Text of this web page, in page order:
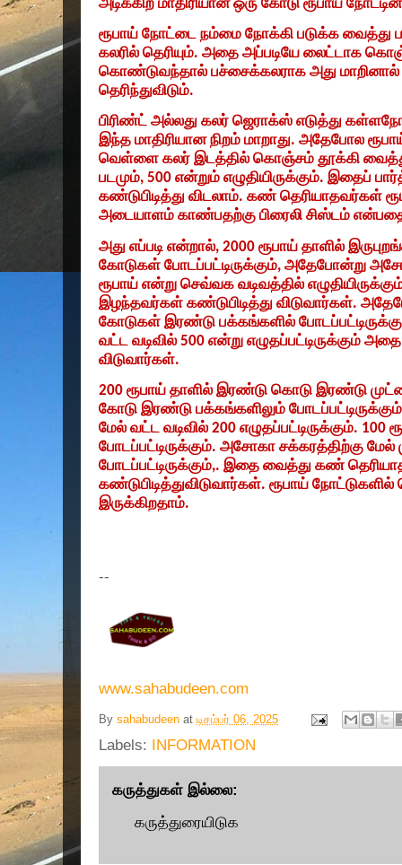
அடிக்கிற மாதிரியான ஒரு கோடு ரூபாய்
ரூபாய் நோட்டை நம்மை நோக்கி படுக்க
கலரில் தெரியும். அதை அப்படியே லைட்டாக
கொண்டுவந்தால் பச்சைக்கலராக அது மாறினால்
தெரிந்துவிடும்.
பிரிண்ட் அல்லது கலர் ஜெராக்ஸ் எடுத்து
இந்த மாதிரியான நிறம் மாறாது. அதேபோல
வெள்ளை கலர் இடத்தில் கொஞ்சம் தூக்கி
படமும், 500 என்றும் எழுதியிருக்கும். இதைப்
கண்டுபிடித்து விடலாம். கண் தெரியாதவர்கள்
அடையாளம் காண்பதற்கு பிரைலி சிஸ்டம்
அது எப்படி என்றால், 2000 ரூபாய் தாளில்
கோடுகள் போடப்பட்டிருக்கும், அதேபோன்று
ரூபாய் என்று செவ்வக வடிவத்தில்
இழந்தவர்கள் கண்டுபிடித்து விடுவார்கள்.
கோடுகள் இரண்டு பக்கங்களில்
வட்ட வடிவில் 500 என்று எழுதப்பட்டிருக்கும்
விடுவார்கள்.
200 ரூபாய் தாளில் இரண்டு கொடு இரண்டு
கோடு இரண்டு பக்கங்களிலும்
மேல் வட்ட வடிவில் 200 எழுதப்பட்டிருக்கும். 100
போடப்பட்டிருக்கும். அசோகா சக்கரத்திற்கு
போடப்பட்டிருக்கும்,. இதை வைத்து கண்
கண்டுபிடித்துவிடுவார்கள். ரூபாய்
இருக்கிறதாம்.
--
www.sahabudeen.com
By sahabudeen at டிசம்பர் 06, 2025
Labels: INFORMATION
கருத்துகள் இல்லை:
கருத்துரையிடுக